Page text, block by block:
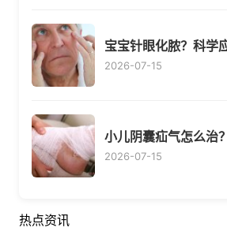
宝宝针眼化脓？科学
2026-07-15
小儿阴囊疝气怎么治
2026-07-15
热点资讯